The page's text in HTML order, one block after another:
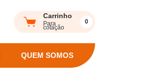
Carrinho
Para
cotação
0
QUEM SOMOS